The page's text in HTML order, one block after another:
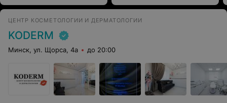
ЦЕНТР КОСМЕТОЛОГИИ И ДЕРМАТОЛОГИИ
KODERM
Минск, ул. Щорса, 4а до 20:00